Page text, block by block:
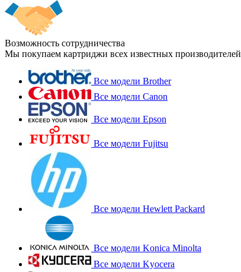
Возможность сотрудничества
Мы покупаем картриджи всех известных производителей
Все модели Brother
Все модели Canon
Все модели Epson
Все модели Fujitsu
Все модели Hewlett Packard
Все модели Konica Minolta
Все модели Kyocera